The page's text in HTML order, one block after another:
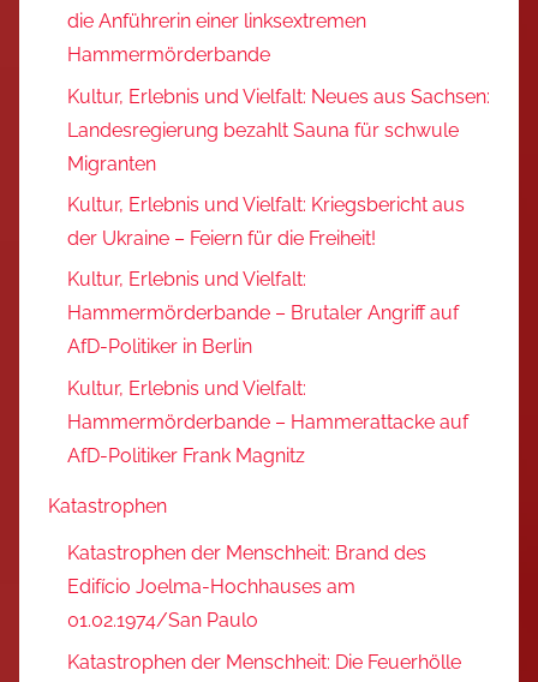
die Anführerin einer linksextremen
Hammermörderbande
Kultur, Erlebnis und Vielfalt: Neues aus Sachsen:
Landesregierung bezahlt Sauna für schwule
Migranten
Kultur, Erlebnis und Vielfalt: Kriegsbericht aus
der Ukraine – Feiern für die Freiheit!
Kultur, Erlebnis und Vielfalt:
Hammermörderbande – Brutaler Angriff auf
AfD-Politiker in Berlin
Kultur, Erlebnis und Vielfalt:
Hammermörderbande – Hammerattacke auf
AfD-Politiker Frank Magnitz
Katastrophen
Katastrophen der Menschheit: Brand des
Edifício Joelma-Hochhauses am
01.02.1974/San Paulo
Katastrophen der Menschheit: Die Feuerhölle